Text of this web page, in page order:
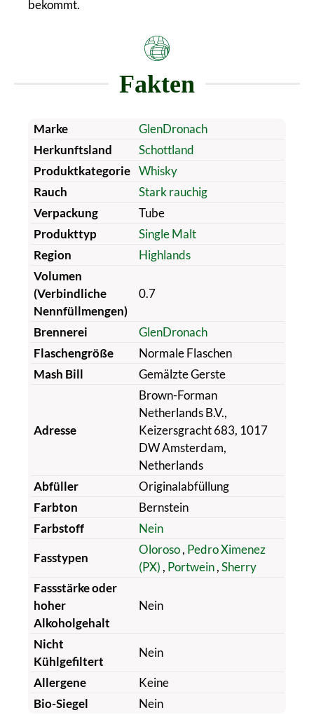
bekommt.
Fakten
Marke
GlenDronach
Herkunftsland
Schottland
Produktkategorie Whisky
Rauch
Stark rauchig
Verpackung
Tube
Produkttyp
Single Malt
Region
Highlands
Volumen
(Verbindliche
Nennfüllmengen)
0.7
Brennerei
GlenDronach
Flaschengröße
Normale Flaschen
Mash Bill
Gemälzte Gerste
Adresse
Brown-Forman
Netherlands B.V.,
Keizersgracht 683, 1017
DW Amsterdam,
Netherlands
Abfüller
Originalabfüllung
Farbton
Bernstein
Farbstoff
Nein
Fasstypen
Oloroso, Pedro Ximenez
(PX) , Portwein,Sherry
Fassstärke oder
hoher
Alkoholgehalt
Nein
Nicht
Kühlgefiltert
Nein
Allergene
Keine
Bio-Siegel
Nein